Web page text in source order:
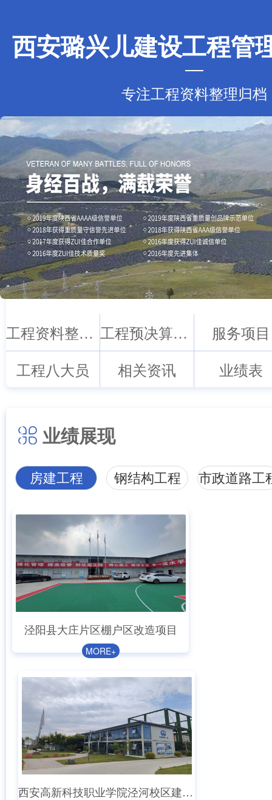
西安璐兴儿建设工程管
专注工程资料整理归档
工程资料整编归档 工程预决算审计
服务项目
工程八大员
相关资讯 业绩表
业绩展现
房建工程 钢结构工程 市政道路工
泾阳县大庄片区棚户区改造项目
MORE+
西安高新科技职业学院泾河校区建设项目